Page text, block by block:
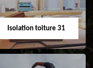
Isolation toiture 31